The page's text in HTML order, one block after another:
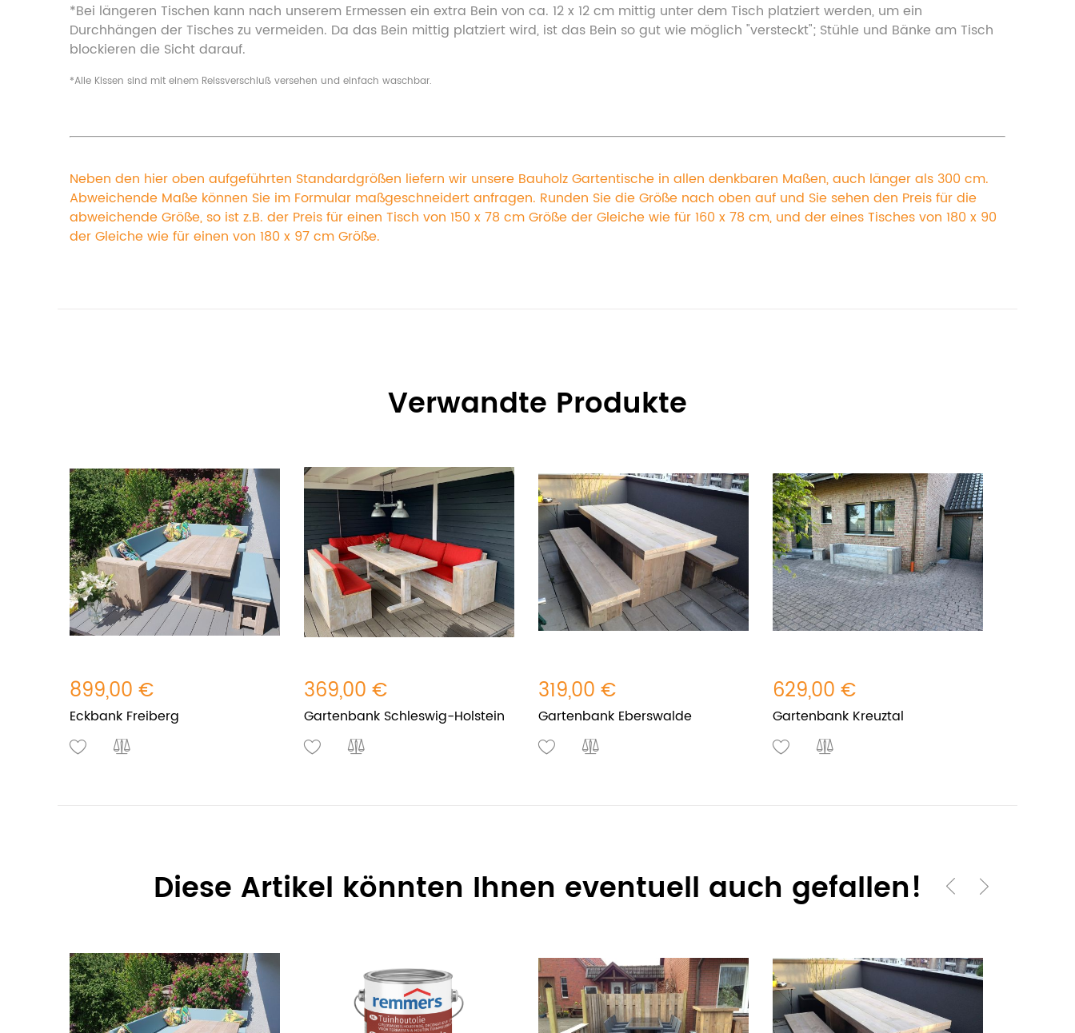
*Bei längeren Tischen kann nach unserem Ermessen ein extra Bein von ca. 12 x 12 cm mittig unter dem Tisch platziert werden, um ein
Durchhängen der Tisches zu vermeiden. Da das Bein mittig platziert wird, ist das Bein so gut wie möglich "versteckt"; Stühle und Bänke am Tisch
blockieren die Sicht darauf.
*Alle Kissen sind mit einem Reissverschluß versehen und einfach waschbar.
Neben den hier oben aufgeführten Standardgrößen liefern wir unsere Bauholz Gartentische in allen denkbaren Maßen, auch länger als 300 cm.
Abweichende Maße können Sie im Formular maßgeschneidert anfragen. Runden Sie die Größe nach oben auf und Sie sehen den Preis für die
abweichende Größe, so ist z.B. der Preis für einen Tisch von 150 x 78 cm Größe der Gleiche wie für 160 x 78 cm, und der eines Tisches von 180 x 90
der Gleiche wie für einen von 180 x 97 cm Größe.
Verwandte Produkte
899,00 €
Eckbank Freiberg
369,00 €
Gartenbank Schleswig-Holstein
319,00 €
Gartenbank Eberswalde
629,00 €
Gartenbank Kreuztal
Diese Artikel könnten Ihnen eventuell auch gefallen!